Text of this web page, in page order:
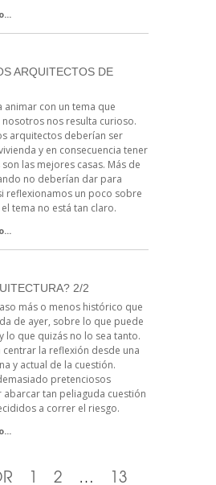
ARQUITECTOS DE
animar con un tema que
nos resulta curioso.
arquitectos deberían ser
y en consecuencia tener
las mejores casas. Más de
no deberían dar para
reflexionamos un poco sobre
tema no está tan claro.
2/2
más o menos histórico que
de ayer, sobre lo que puede
lo que quizás no lo sea tanto.
centrar la reflexión desde una
y actual de la cuestión.
pretenciosos
tan peliaguda cuestión
a correr el riesgo.
1 2 …
13